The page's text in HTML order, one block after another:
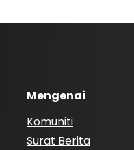
Mengenai
Komuniti
Surat Berita